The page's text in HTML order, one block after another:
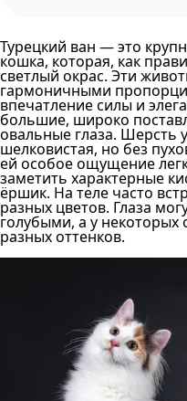
Турецкий ван — это
кошка, которая, как
светлый окрас. Эти
гармоничными
впечатление силы и
большие, широко
овальные глаза. Шерсть
шелковистая, но без
ей особое ощущение
заметить характерные
ёршик. На теле часто
разных цветов. Глаза
голубыми, а у некоторых
разных оттенков.